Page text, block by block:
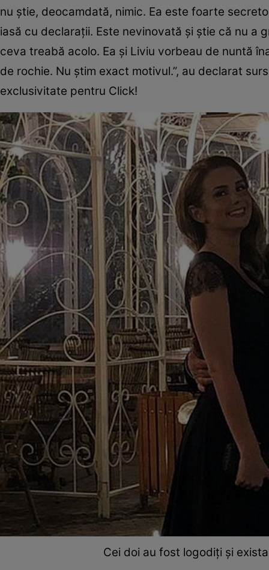
nu știe, deocamdată, nimic. Ea este foarte
iasă cu declarații. Este nevinovată și știe că nu a
ceva treabă acolo. Ea și Liviu vorbeau de nuntă
de rochie. Nu știm exact motivul.”, au declarat
exclusivitate pentru Click!
Cei doi au fost logodiți și